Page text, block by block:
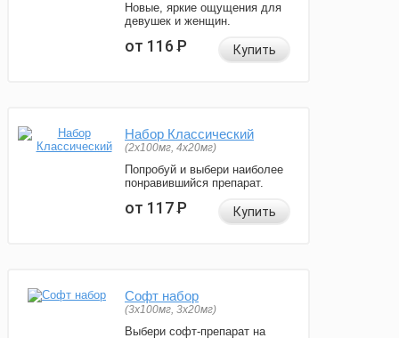
Новые, яркие ощущения для
девушек и женщин.
от 116Р Купить
Набор Классический
(2x100мг, 4x20мг)
Попробуй и выбери наиболее
понравившийся препарат.
от 117Р Купить
Софт набор
(3x100мг, 3x20мг)
Выбери софт-препарат на